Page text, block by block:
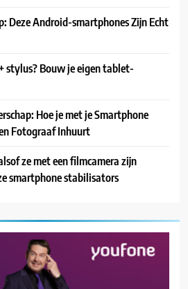
Deze Android-smartphones Zijn Echt
stylus? Bouw je eigen tablet-
Hoe je met je Smartphone
Fotograaf Inhuurt
ze met een filmcamera zijn
smartphone stabilisators